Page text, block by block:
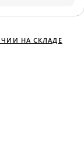
НА СКЛАДЕ